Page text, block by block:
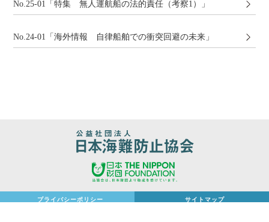
No.25-01「特集 無人運航船の法的責任（考察1）」
No.24-01「海外情報 ⾃律船舶での衝突回避の未来」
プライバシーポリシー サイトマップ